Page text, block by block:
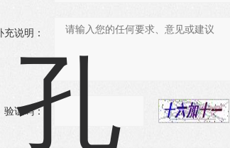
充说明：
验证码：